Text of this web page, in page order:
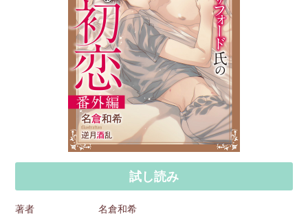
試し読み
著者
名倉和希